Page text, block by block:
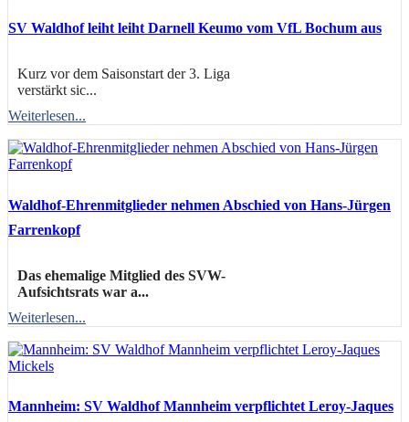
SV Waldhof leiht leiht Darnell Keumo vom VfL Bochum aus
Kurz vor dem Saisonstart der 3. Liga
verstärkt sic...
Weiterlesen...
Waldhof-Ehrenmitglieder nehmen Abschied von Hans-Jürgen
Farrenkopf
Das ehemalige Mitglied des SVW-
Aufsichtsrats war a...
Weiterlesen...
Mannheim: SV Waldhof Mannheim verpflichtet Leroy-Jaques